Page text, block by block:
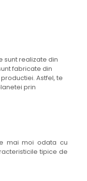
sunt realizate din
fabricate din
Astfel, te
prin
mai moi odata cu
tipice de